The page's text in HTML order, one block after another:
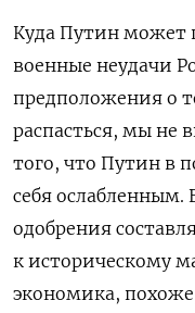
Куда Путин может
военные неудачи
предположения о
распасться, мы не
того, что Путин в
себя ослабленным.
одобрения
к историческому
экономика,